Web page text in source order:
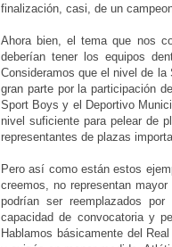
finalización, casi, de un
Ahora bien, el tema que nos
deberían tener los equipos
Consideramos que el nivel de
gran parte por la participación
Sport Boys y el Deportivo
nivel suficiente para pelear de
representantes de plazas
Pero así como están estos
creemos, no representan
podrían ser reemplazados
capacidad de convocatoria y
Hablamos básicamente del